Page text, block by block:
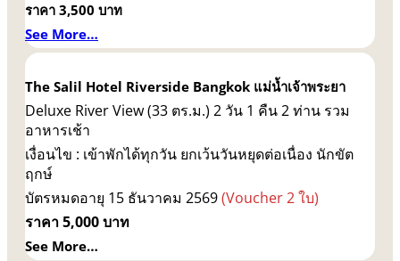
ราคา 3,500 บาท
See More…
The Salil Hotel Riverside Bangkok แม่น้ำเจ้าพระยา
Deluxe River View (33 ตร.ม.) 2 วัน 1 คืน 2 ท่าน รวม
อาหารเช้า
เงื่อนไข : เข้าพักได้ทุกวัน ยกเว้นวันหยุดต่อเนื่อง นักขัต
ฤกษ์
บัตรหมดอายุ 15 ธันวาคม 2569(Voucher 2 ใบ)
ราคา 5,000 บาท
See More…